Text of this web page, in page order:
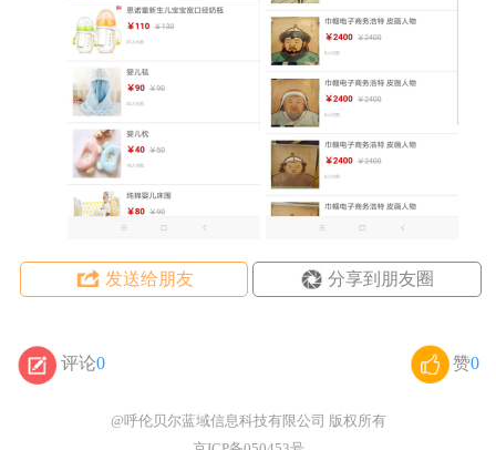
发送给朋友 分享到朋友圈
评论0 赞0
@呼伦贝尔蓝域信息科技有限公司
版权所有